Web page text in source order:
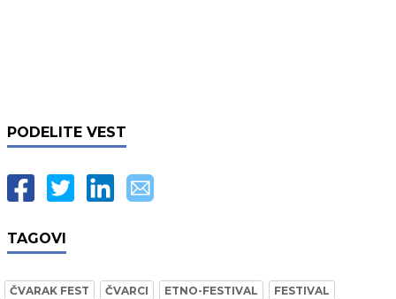
PODELITE VEST
TAGOVI
ČVARAK FEST ČVARCI ETNO-FESTIVAL FESTIVAL